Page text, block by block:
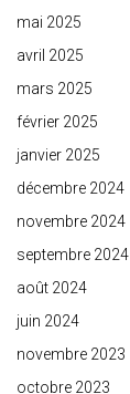
mai 2025
avril 2025
mars 2025
février 2025
janvier 2025
décembre 2024
novembre 2024
septembre 2024
août 2024
juin 2024
novembre 2023
octobre 2023